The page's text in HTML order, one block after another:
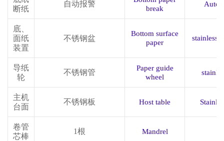
断纸
自动报警
break
底、
面纸
装置
不锈钢盆
Bottom surface
paper
stainless
导纸
轮
不锈钢管
Paper guide
wheel
主机
台面
不锈钢板 Host table
卷管
芯棒
1根 Mandrel